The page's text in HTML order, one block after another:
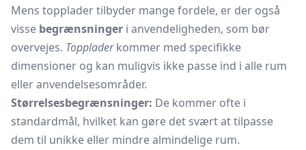
Mens topplader tilbyder mange fordele, er der også
visse begrænsninger i anvendeligheden, som bør
overvejes. Toppladerkommer med specifikke
dimensioner og kan muligvis ikke passe ind i alle rum
eller anvendelsesområder.
Størrelsesbegrænsninger: De kommer ofte i
standardmål, hvilket kan gøre det svært at tilpasse
dem til unikke eller mindre almindelige rum.